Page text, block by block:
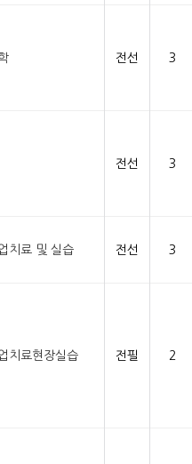
전선 3
전선 3
치료 및 실습 전선 3
치료현장실습 전필 2